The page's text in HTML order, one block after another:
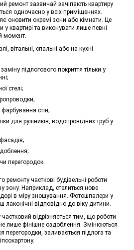
ремонт зазвичай зачіпають квартиру
одночасно у всіх приміщеннях.
оновити окремі зони або кімнати. Це
квартирі та виконувати лише певні
момент.
вітальні, спальні або на кухні
підлогового покриття тільки у
стелі;
стін;
для рушників, водопровідних труб у
перегородок.
ремонту часткові будівельні роботи
Наприклад, стелиться нове
в міру зношування. Фотошпалери у
лаконічні відповідно до віку дитини.
відрізняється тим, що роботи
лише фінішне оздоблення. Змінюються
перегородки, заливається підлога та